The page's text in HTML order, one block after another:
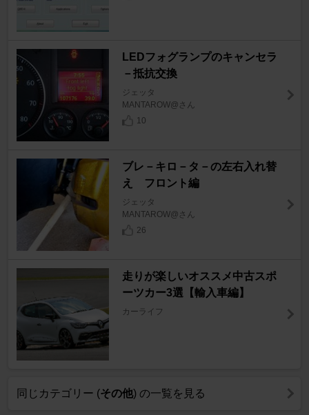
LEDフォグランプのキャンセラ
－抵抗交換
ジェッタ
MANTAROW@さん
10
ブレ－キロ－タ－の左右入れ替
え フロント編
ジェッタ
MANTAROW@さん
26
走りが楽しいオススメ中古スポ
ーツカー3選【輸入車編】
カーライフ
同じカテゴリー (その他) の一覧を見る